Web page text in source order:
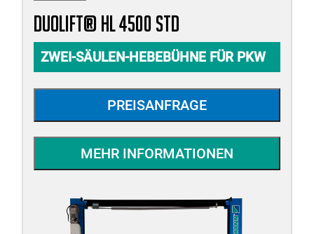
duolift® HL 4500 STD
ZWEI-SÄULEN-HEBEBÜHNE FÜR PKW
PREISANFRAGE
MEHR INFORMATIONEN